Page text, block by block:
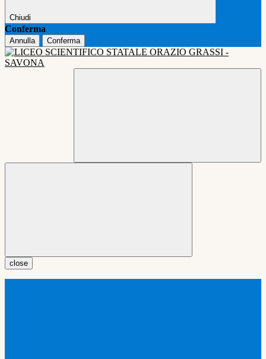
Chiudi
Conferma
Annulla Conferma
close